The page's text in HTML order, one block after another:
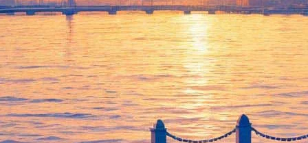
Любовь и смерть оперных
героинь
25 ноября 2011, пятница,19.00
Версия для печати